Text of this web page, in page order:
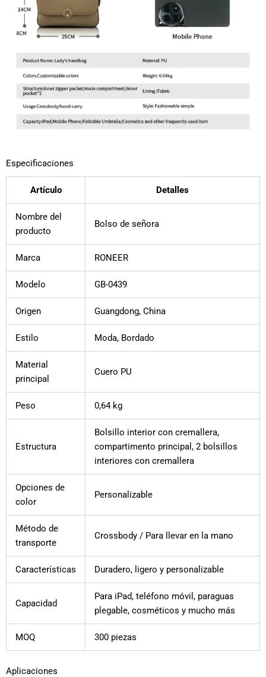
Especificaciones
Artículo Detalles
Nombre del
producto
Bolso de señora
Marca RONEER
Modelo GB-0439
Origen Guangdong, China
Estilo Moda, Bordado
Material
principal
Cuero PU
Peso 0,64 kg
Estructura
Bolsillo interior con cremallera,
compartimento principal, 2 bolsillos
interiores con cremallera
Opciones de
color
Personalizable
Método de
transporte
Crossbody / Para llevar en la mano
Características Duradero, ligero y personalizable
Capacidad
Para iPad, teléfono móvil, paraguas
plegable, cosméticos y mucho más
MOQ 300 piezas
Aplicaciones